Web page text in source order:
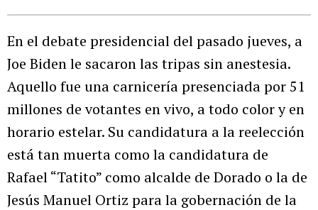
En el debate presidencial del pasado jueves, a
Joe Biden le sacaron las tripas sin anestesia.
Aquello fue una carnicería presenciada por 51
millones de votantes en vivo, a todo color y en
horario estelar. Su candidatura a la reelección
está tan muerta como la candidatura de
Rafael “Tatito” como alcalde de Dorado o la de
Jesús Manuel Ortiz para la gobernación de la